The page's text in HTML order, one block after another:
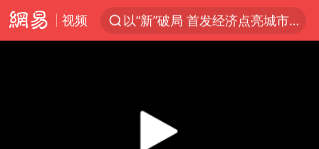
视频
中方回应是否在太平洋海底开采稀土
五粮液渠道价一箱上涨近百元